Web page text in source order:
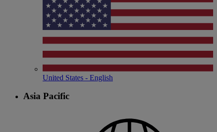
United States - English
Asia Pacific